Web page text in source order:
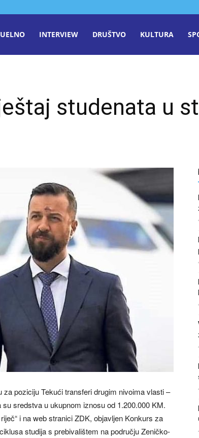
INTERVIEW DRUŠTVO KULTURA
studenata u
poziciju Tekući transferi drugim nivoima vlasti –
sredstva u ukupnom iznosu od 1.200.000 KM.
i na web stranici ZDK, objavljen Konkurs za
studija s prebivalištem na području Zeničko-